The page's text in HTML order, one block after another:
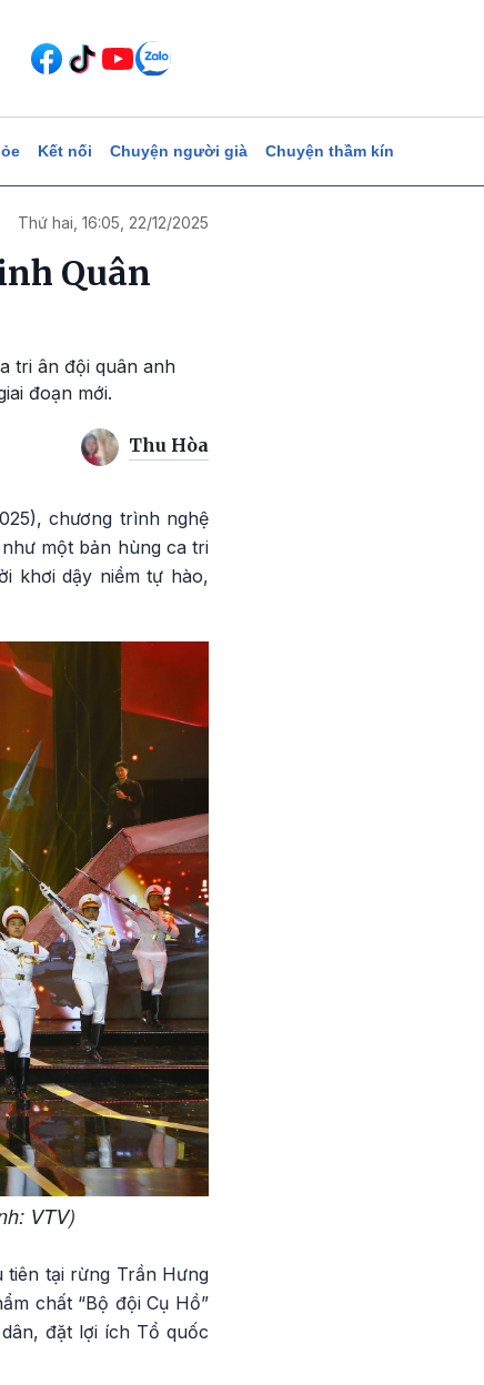
Kết nối Chuyện người già Chuyện thầm kín
Thứ hai, 16:05, 22/12/2025
Quân
tri ân đội quân anh
đoạn mới.
Thu Hòa
chương trình nghệ
một bản hùng ca tri
khơi dậy niềm tự hào,
VTV)
tiên tại rừng Trần Hưng
chất “Bộ đội Cụ Hồ”
đặt lợi ích Tổ quốc